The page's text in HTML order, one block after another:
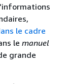
le cadre
le manuel
grande